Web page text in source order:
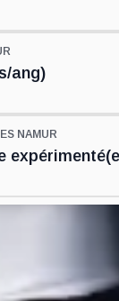
ang)
NAMUR